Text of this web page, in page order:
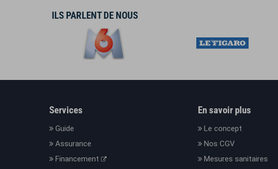
ILS PARLENT DE NOUS
Services
Guide
Assurance
Financement
En savoir plus
Le concept
Nos CGV
Mesures sanitaires